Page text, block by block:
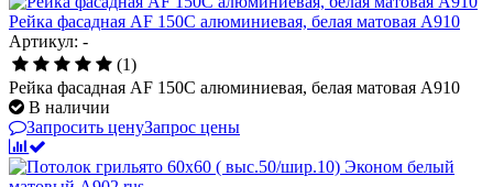
Рейка фасадная AF 150C алюминиевая, белая матовая A910
Артикул: -
(1)
Рейка фасадная AF 150C алюминиевая, белая матовая A910
В наличии
Запросить ценуЗапрос цены